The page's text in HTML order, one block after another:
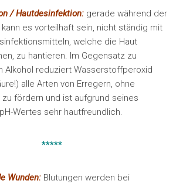
/ Hautdesinfektion: gerade während der
es vorteilhaft sein, nicht ständig mit
welche die Haut
zu hantieren. Im Gegensatz zu
Alkohol reduziert Wasserstoffperoxid
alle Arten von Erregern, ohne
fördern und ist aufgrund seines
Wertes sehr hautfreundlich.
*****
Wunden: Blutungen werden bei